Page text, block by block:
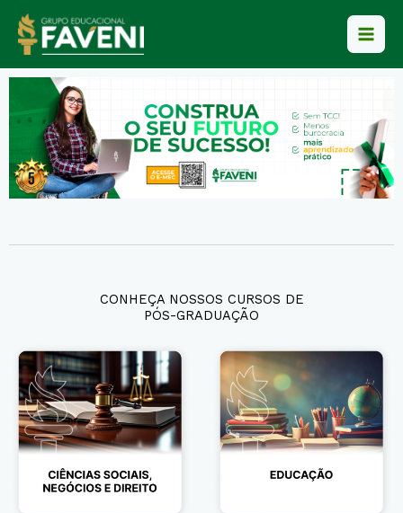
para
conteúdo
CONHEÇA NOSSOS CURSOS DE
PÓS-GRADUAÇÃO